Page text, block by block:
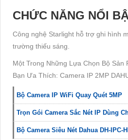
CHỨC NĂNG NỔI
Công nghệ Starlight hỗ trợ ghi hình
trường thiếu sáng.
Một Trong Những Lựa Chọn Bộ Sản
Bạn Ưa Thích: Camera IP 2MP
Bộ Camera IP WiFi Quay Quét 5MP
Trọn Gói Camera Sắc Nét IP Dùng
Bộ Camera Siêu Nét Dahua DH-IPC-